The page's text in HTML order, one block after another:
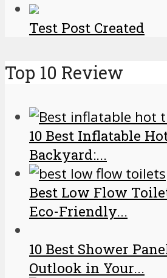
Test Post Created
Top 10 Review
10 Best Inflatable
Backyard:...
Best Low Flow
Eco-Friendly...
10 Best Shower
Outlook in Your...